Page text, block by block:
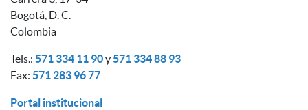
Bogotá, D. C.
Colombia
Tels.: 571 334 11 90y571 334 88 93
Fax: 571 283 96 77
Portal institucional